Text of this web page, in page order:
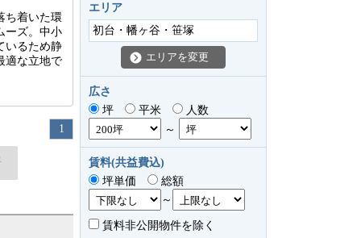
ち着いた環
ーズ。中小
いるため静
適な立地で
1
エリア
初台・幡ヶ谷・笹塚
エリアを変更
広さ
坪
平米
人数
～
賃料(共益費込)
坪単価
総額
～
賃料非公開物件を除く